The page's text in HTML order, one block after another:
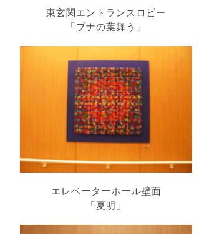
東玄関エントランスロビー
「ブナの葉舞う」
エレベーターホール壁面
「夏明」